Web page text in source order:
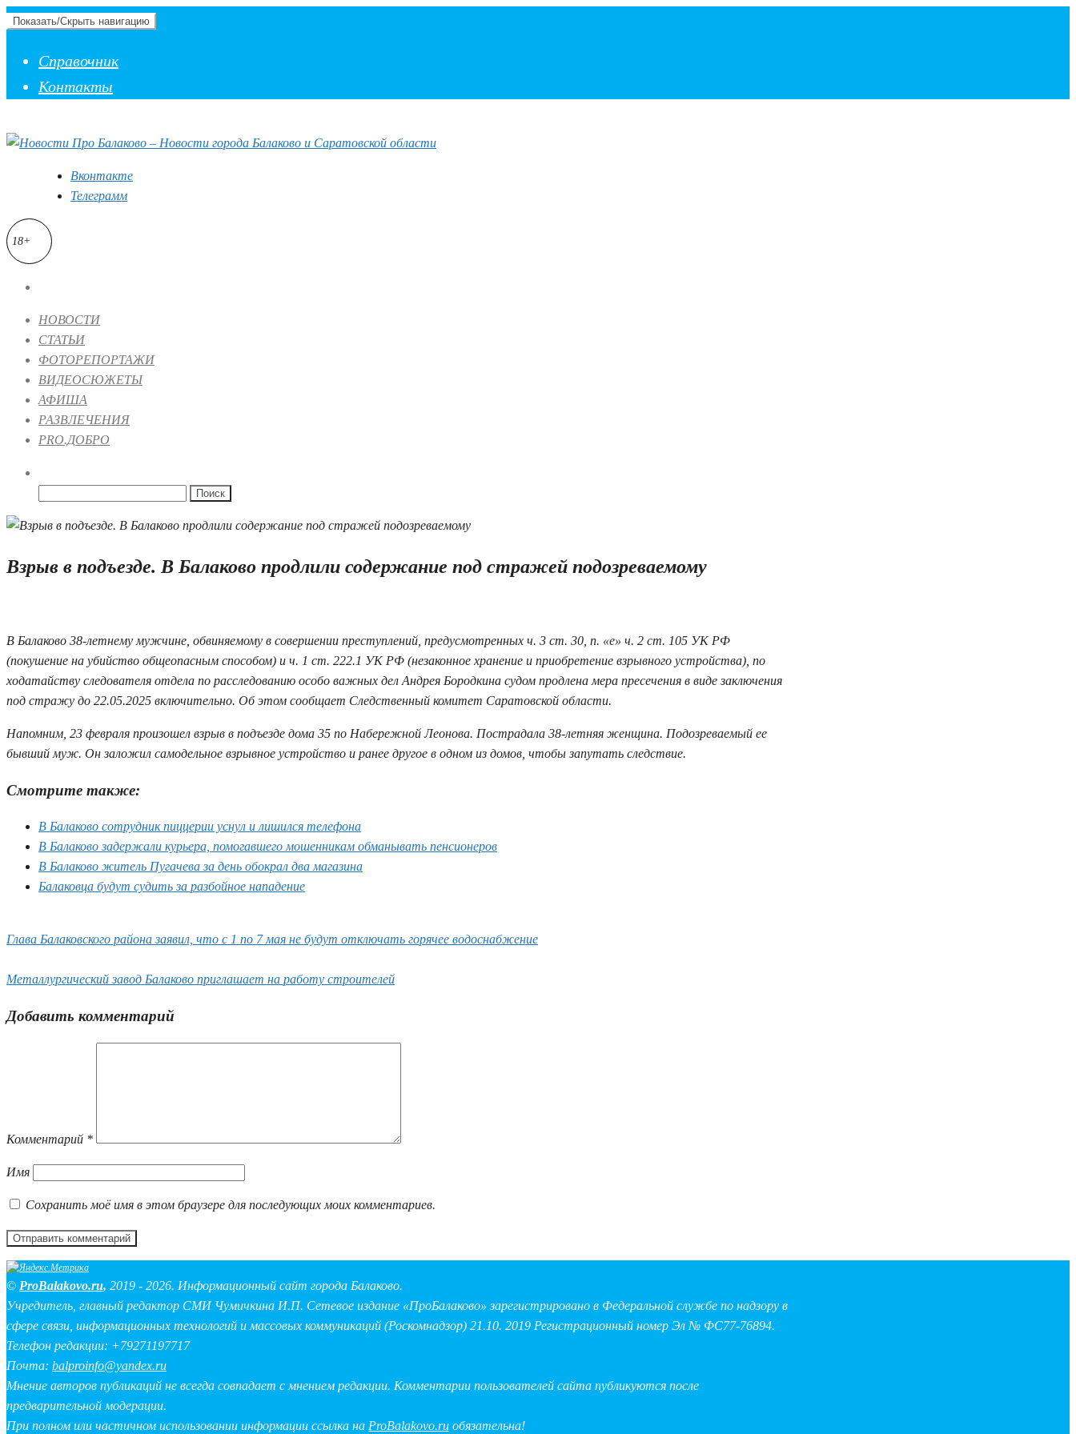
Показать/Скрыть навигацию
Справочник
Контакты
Вконтакте
Телеграмм
18+
НОВОСТИ
СТАТЬИ
ФОТОРЕПОРТАЖИ
ВИДЕОСЮЖЕТЫ
АФИША
РАЗВЛЕЧЕНИЯ
PRO.ДОБРО
Взрыв в подъезде. В Балаково продлили содержание под стражей подозреваемому
В Балаково 38-летнему мужчине, обвиняемому в совершении преступлений, предусмотренных ч. 3 ст. 30, п. «е» ч. 2 ст. 105 УК РФ
(покушение на убийство общеопасным способом) и ч. 1 ст. 222.1 УК РФ (незаконное хранение и приобретение взрывного устройства), по
ходатайству следователя отдела по расследованию особо важных дел Андрея Бородкина судом продлена мера пресечения в виде заключения
под стражу до 22.05.2025 включительно. Об этом сообщает Следственный комитет Саратовской области.
Напомним, 23 февраля произошел взрыв в подъезде дома 35 по Набережной Леонова. Пострадала 38-летняя женщина. Подозреваемый ее
бывший муж. Он заложил самодельное взрывное устройство и ранее другое в одном из домов, чтобы запутать следствие.
Смотрите также:
В Балаково сотрудник пиццерии уснул и лишился телефона
В Балаково задержали курьера, помогавшего мошенникам обманывать пенсионеров
В Балаково житель Пугачева за день обокрал два магазина
Балаковца будут судить за разбойное нападение
Глава Балаковского района заявил, что с 1 по 7 мая не будут отключать горячее водоснабжение
Металлургический завод Балаково приглашает на работу строителей
Добавить комментарий
Комментарий *
Имя
Сохранить моё имя в этом браузере для последующих моих комментариев.
© ProBalakovo.ru, 2019 - 2026. Информационный сайт города Балаково.
Учредитель, главный редактор СМИ Чумичкина И.П. Сетевое издание «ПроБалаково» зарегистрировано в Федеральной службе по надзору в
сфере связи, информационных технологий и массовых коммуникаций (Роскомнадзор) 21.10. 2019 Регистрационный номер Эл № ФС77-76894.
Телефон редакции: +79271197717
Почта: balproinfo@yandex.ru
Мнение авторов публикаций не всегда совпадает с мнением редакции. Комментарии пользователей сайта публикуются после
предварительной модерации.
При полном или частичном использовании информации ссылка на ProBalakovo.ru обязательна!